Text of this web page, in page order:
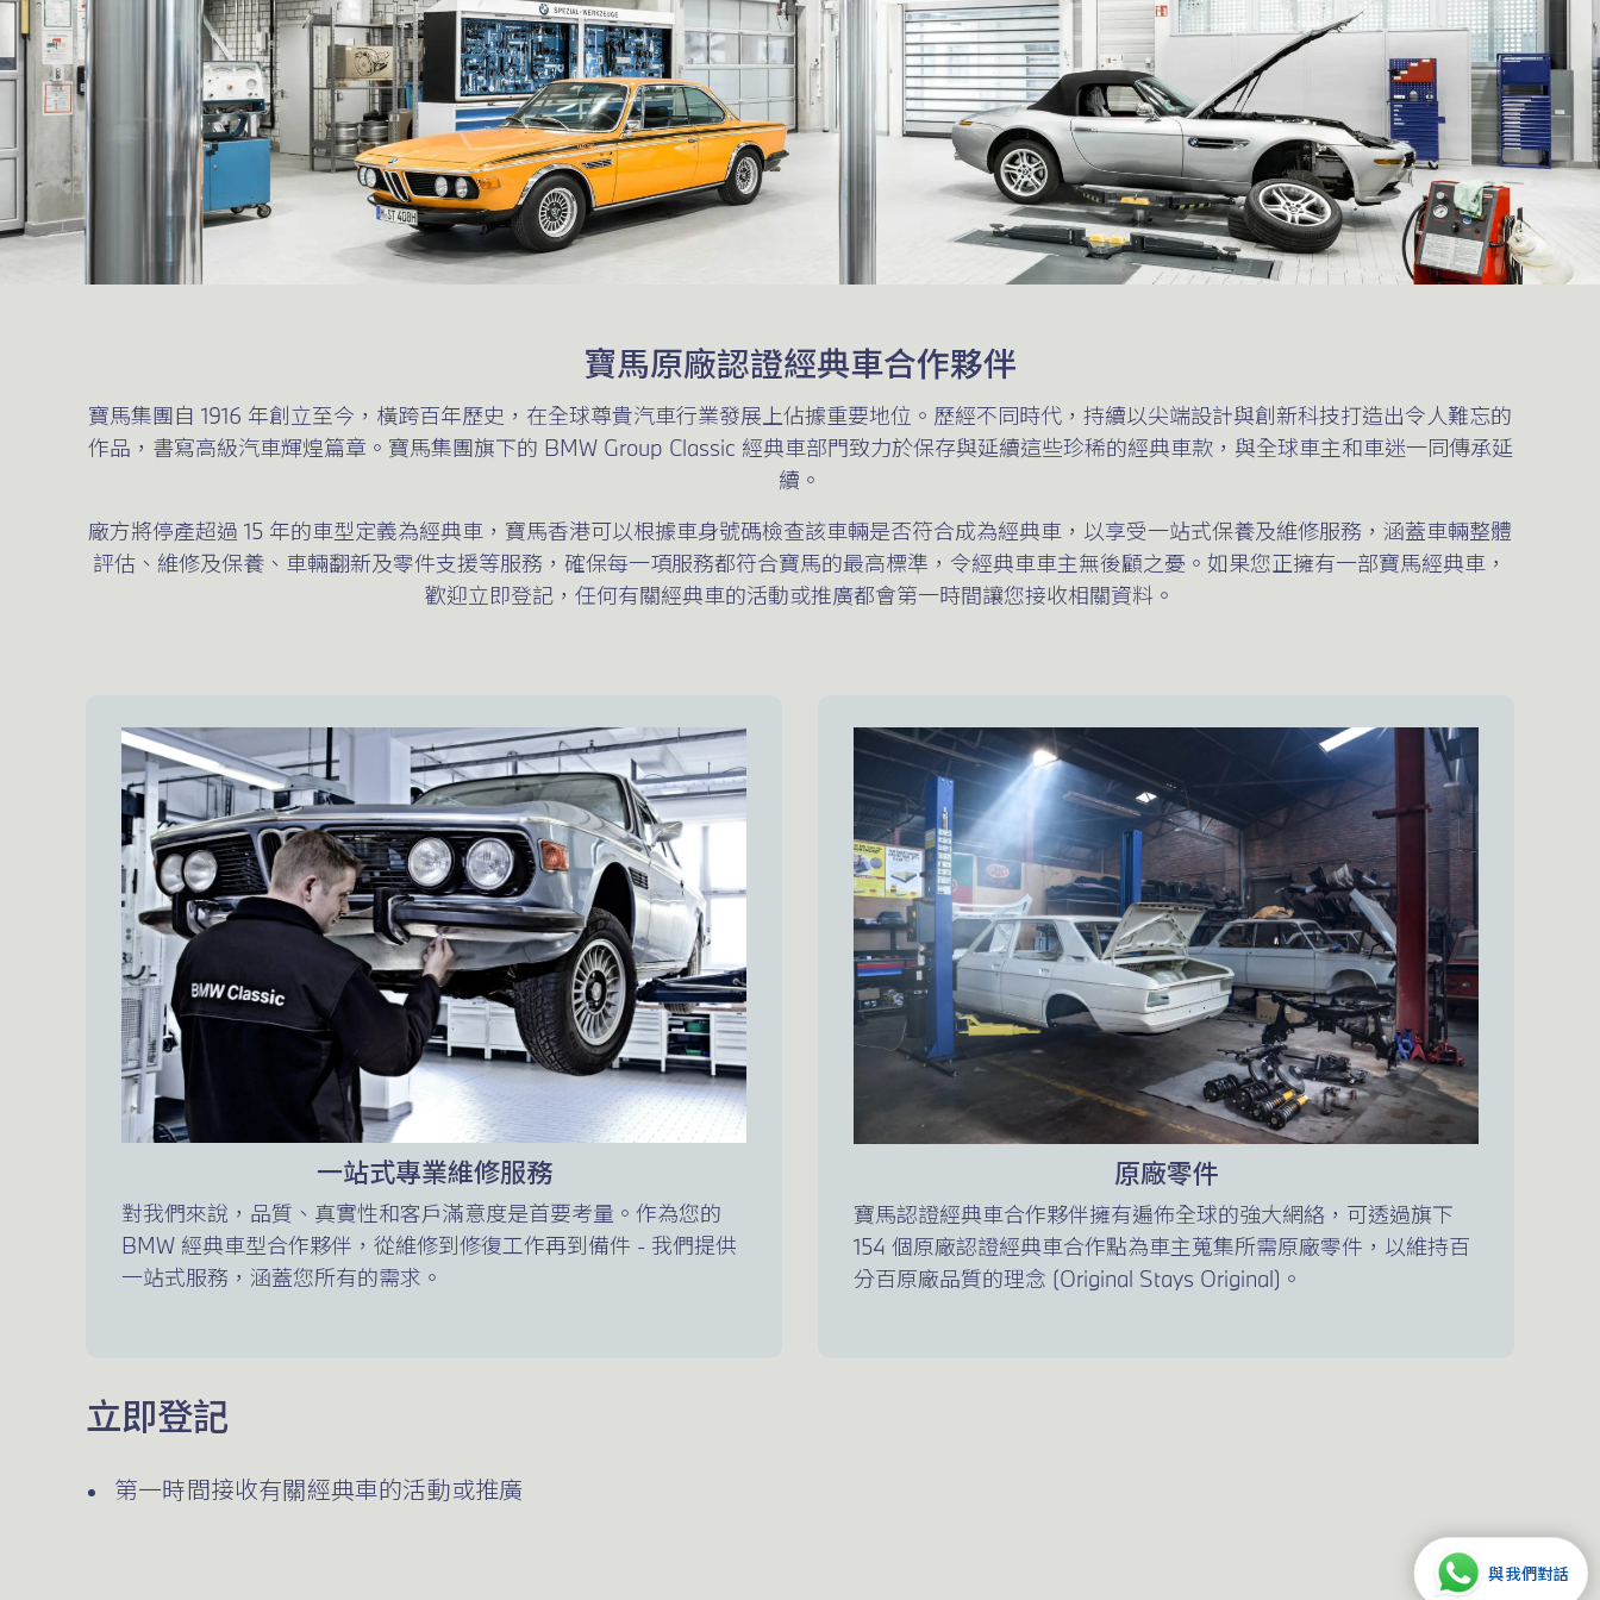
寶馬原廠認證經典車合作夥伴
寶馬集團自 1916 年創立至今，橫跨百年歷史，在全球尊貴汽車行業發展上佔據重要地位。歷經不同時代，持續以尖端設計與創新科技打造出令人難忘的
作品，書寫高級汽車輝煌篇章。寶馬集團旗下的 BMW Group Classic 經典車部門致力於保存與延續這些珍稀的經典車款，與全球車主和車迷一同傳承延
續。
廠方將停產超過 15 年的車型定義為經典車，寶馬香港可以根據車身號碼檢查該車輛是否符合成為經典車，以享受一站式保養及維修服務，涵蓋車輛整體
評估、維修及保養、車輛翻新及零件支援等服務，確保每一項服務都符合寶馬的最高標準，令經典車車主無後顧之憂。如果您正擁有一部寶馬經典車，
歡迎立即登記，任何有關經典車的活動或推廣都會第一時間讓您接收相關資料。
一站式專業維修服務
對我們來說，品質、真實性和客戶滿意度是首要考量。作為您的
BMW 經典車型合作夥伴，從維修到修復工作再到備件 - 我們提供
一站式服務，涵蓋您所有的需求。
原廠零件
寶馬認證經典車合作夥伴擁有遍佈全球的強大網絡，可透過旗下
154 個原廠認證經典車合作點為車主蒐集所需原廠零件，以維持百
分百原廠品質的理念 (Original Stays Original)。
立即登記
第一時間接收有關經典車的活動或推廣
與我們對話